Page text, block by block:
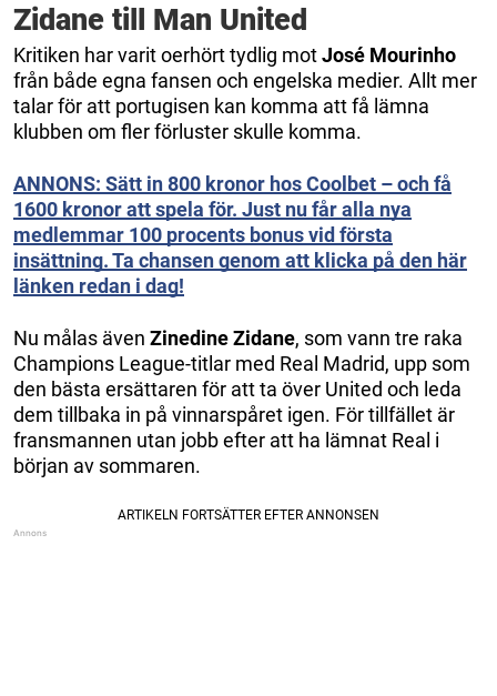
Zidane till Man United
Kritiken har varit oerhört tydlig motJosé Mourinho
från både egna fansen och engelska medier. Allt mer
talar för att portugisen kan komma att få lämna
klubben om fler förluster skulle komma.
ANNONS: Sätt in 800 kronor hos Coolbet – och få
1600 kronor att spela för. Just nu får alla nya
medlemmar 100 procents bonus vid första
insättning. Ta chansen genom att klicka på den här
länken redan i dag!
Nu målas även Zinedine Zidane, som vann tre raka
Champions League-titlar med Real Madrid, upp som
den bästa ersättaren för att ta över United och leda
dem tillbaka in på vinnarspåret igen. För tillfället är
fransmannen utan jobb efter att ha lämnat Real i
början av sommaren.